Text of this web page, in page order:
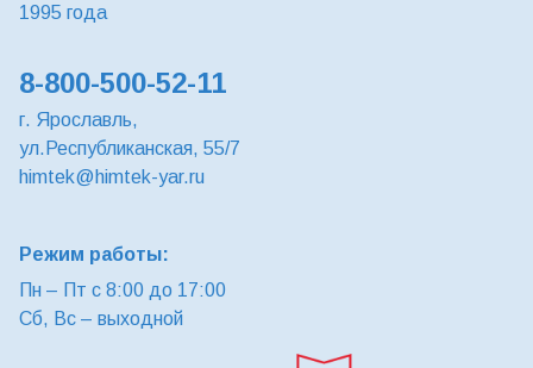
1995 года
8-800-500-52-11
г. Ярославль,
ул.Республиканская, 55/7
himtek@himtek-yar.ru
Режим работы:
Пн – Пт с 8:00 до 17:00
Сб, Вс – выходной